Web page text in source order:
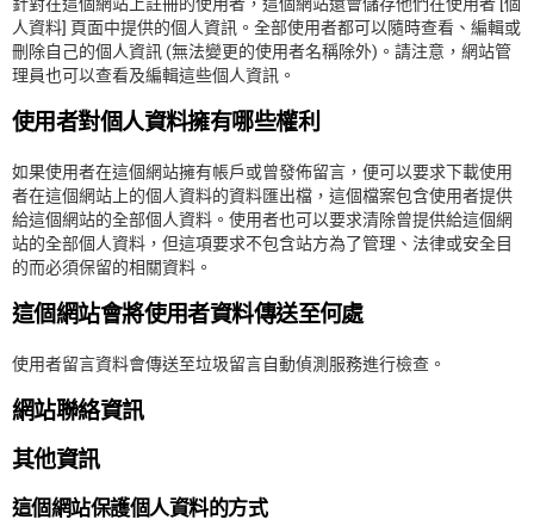
人資料] 頁面中提供的個人資訊。全部使用者都可以隨時查看、編輯或
刪除自己的個人資訊 (無法變更的使用者名稱除外)。請注意，網站管
理員也可以查看及編輯這些個人資訊。
使用者對個人資料擁有哪些權利
如果使用者在這個網站擁有帳戶或曾發佈留言，便可以要求下載使用
者在這個網站上的個人資料的資料匯出檔，這個檔案包含使用者提供
給這個網站的全部個人資料。使用者也可以要求清除曾提供給這個網
站的全部個人資料，但這項要求不包含站方為了管理、法律或安全目
的而必須保留的相關資料。
這個網站會將使用者資料傳送至何處
使用者留言資料會傳送至垃圾留言自動偵測服務進行檢查。
網站聯絡資訊
其他資訊
這個網站保護個人資料的方式